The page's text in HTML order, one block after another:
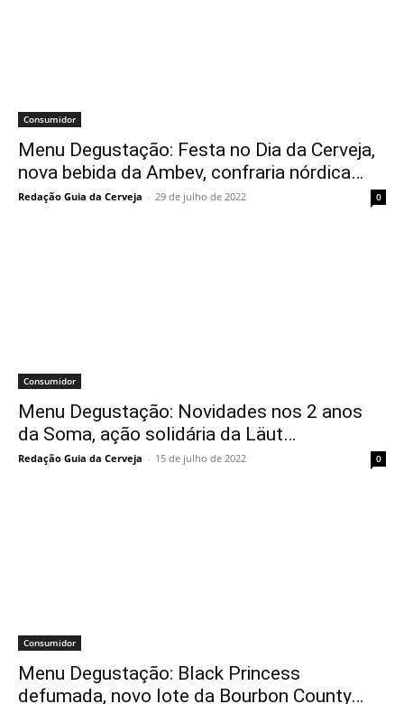
Consumidor
Menu Degustação: Festa no Dia da Cerveja,
nova bebida da Ambev, confraria nórdica…
Redação Guia da Cerveja - 29 de julho de 2022 0
Consumidor
Menu Degustação: Novidades nos 2 anos
da Soma, ação solidária da Läut…
Redação Guia da Cerveja - 15 de julho de 2022 0
Consumidor
Menu Degustação: Black Princess
defumada, novo lote da Bourbon County…